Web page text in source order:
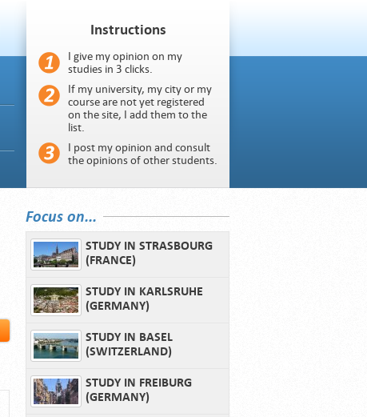
Instructions
I give my opinion on my
studies in 3 clicks.
If my university, my city or my
course are not yet registered
on the site, I add them to the
list.
I post my opinion and consult
the opinions of other students.
Focus on...
STUDY IN STRASBOURG
(FRANCE)
STUDY IN KARLSRUHE
(GERMANY)
STUDY IN BASEL
(SWITZERLAND)
STUDY IN FREIBURG
(GERMANY)